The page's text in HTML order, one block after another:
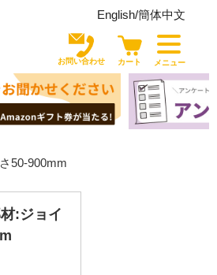
English/簡体中文
お問い合わせ カート メニュー
50-900mm
:ジョイ